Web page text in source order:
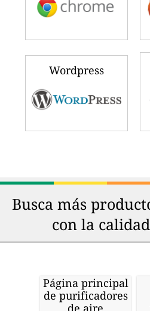
Wordpress
Busca más
con la
Página principal
de purificadores